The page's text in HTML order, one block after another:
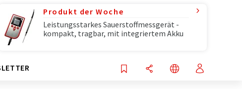
Produkt der Woche
Leistungsstarkes Sauerstoffmessgerät -
kompakt, tragbar, mit integriertem Akku